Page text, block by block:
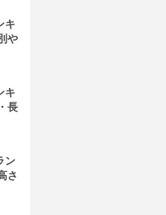
キ
や
キ
長
ン
さ